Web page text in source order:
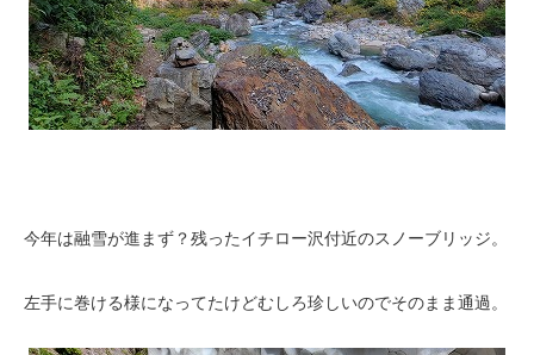
今年は融雪が進まず？残ったイチロー沢付近のスノーブリッジ。
左手に巻ける様になってたけどむしろ珍しいのでそのまま通過。